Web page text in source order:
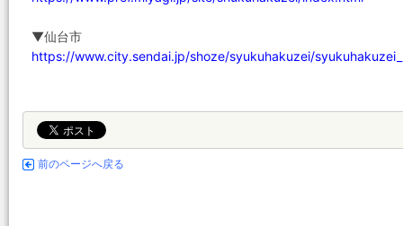
▼仙台市
https://www.city.sendai.jp/shoze/syukuhakuzei/
前のページへ戻る